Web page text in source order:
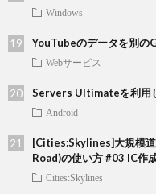
Windows
YouTubeのデータを別の
Webサービス
Servers Ultimateを利用
Android
[Cities:Skylines]大規模
Road)の使い方 #03 IC作
Cities:Skylines